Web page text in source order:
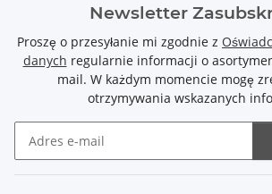
Newsletter
Proszę o przesyłanie mi zgodnie z
danych regularnie informacji o
mail. W każdym momencie mogę
otrzymywania wskazanych